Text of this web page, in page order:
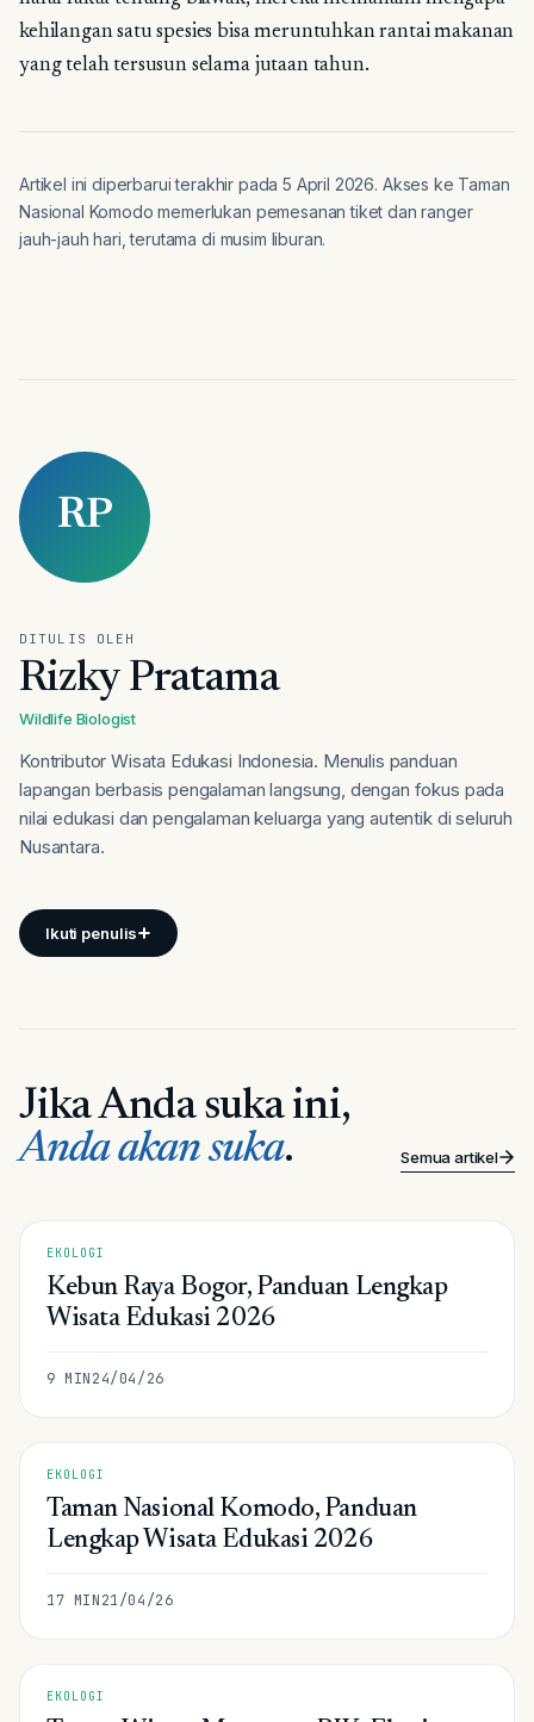
kehilangan satu spesies bisa meruntuhkan rantai makanan
yang telah tersusun selama jutaan tahun.
Artikel ini diperbarui terakhir pada 5 April 2026. Akses ke Taman
Nasional Komodo memerlukan pemesanan tiket dan ranger
jauh-jauh hari, terutama di musim liburan.
RP
DITULIS OLEH
Rizky Pratama
Wildlife Biologist
Kontributor Wisata Edukasi Indonesia. Menulis panduan
lapangan berbasis pengalaman langsung, dengan fokus pada
nilai edukasi dan pengalaman keluarga yang autentik di seluruh
Nusantara.
Ikuti penulis
Jika Anda suka ini,
Anda akan suka. Semua artikel
EKOLOGI
Kebun Raya Bogor, Panduan Lengkap
Wisata Edukasi 2026
9 MIN24/04/26
EKOLOGI
Taman Nasional Komodo, Panduan
Lengkap Wisata Edukasi 2026
17 MIN21/04/26
EKOLOGI